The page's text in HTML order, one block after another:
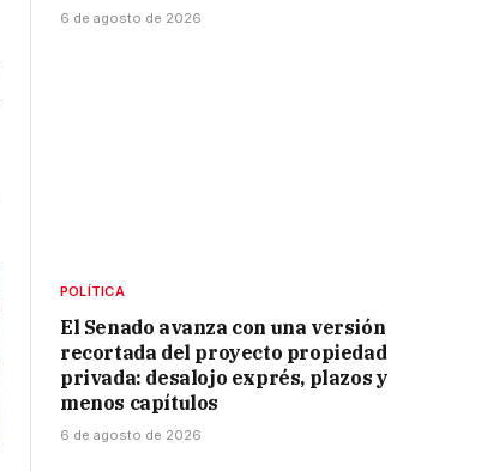
6 de agosto de 2026
POLÍTICA
El Senado avanza con una versión
recortada del proyecto propiedad
privada: desalojo exprés, plazos y
menos capítulos
6 de agosto de 2026